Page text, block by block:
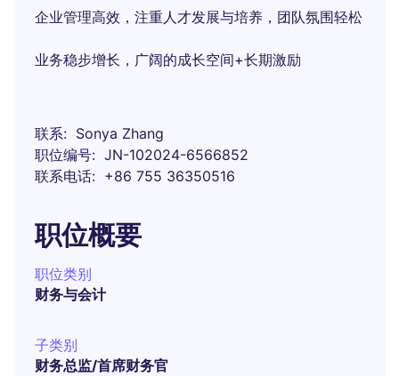
企业管理高效，注重人才发展与培养，团队氛围轻松
业务稳步增长，广阔的成长空间+长期激励
联系
Sonya Zhang
职位编号
JN-102024-6566852
联系电话
+86 755 36350516
职位概要
职位类别
财务与会计
子类别
财务总监/首席财务官